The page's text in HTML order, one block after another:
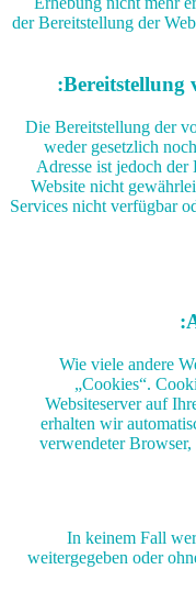
der Bereitstellung der
Bereitstellung
Die Bereitstellung der
weder gesetzlich
Adresse ist jedoch
Website nicht
Services nicht verfügbar
Wie viele andere
„Cookies“.
Websiteserver auf
erhalten wir
verwendeter
In keinem Fall
weitergegeben oder